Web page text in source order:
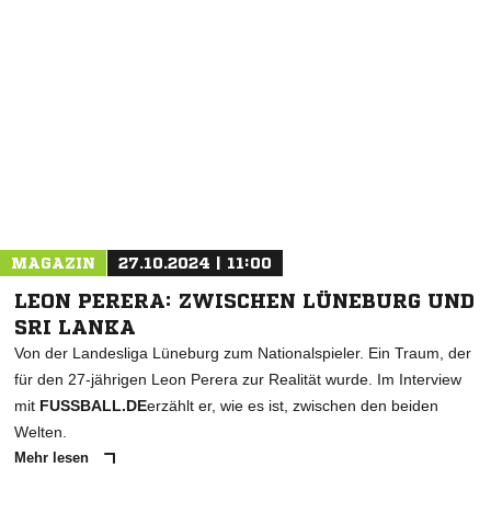
MAGAZIN 27.10.2024 | 11:00
LEON PERERA: ZWISCHEN LÜNEBURG UND
SRI LANKA
Von der Landesliga Lüneburg zum Nationalspieler. Ein Traum, der
für den 27-jährigen Leon Perera zur Realität wurde. Im Interview
mit FUSSBALL.DEerzählt er, wie es ist, zwischen den beiden
Welten.
Mehr lesen